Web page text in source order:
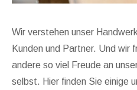
Wir verstehen unser
Kunden und Partner. Und wir
andere so viel Freude an
selbst. Hier finden Sie einige